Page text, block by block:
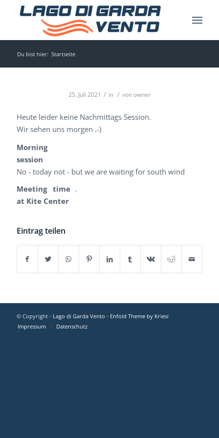
Du bist hier: Startseite
25. Juli 2021 / in / vonowner
Heute leider keine Nachmittags Session.
Wir sehen uns morgen .-)
Morning
session
No - today not - but we are waiting for south wind
Meeting time
at Kite Center
.
Eintrag teilen
© Copyright - Lago di Garda Vento - Enfold Theme by Kriesi
Impressum
Datenschutz